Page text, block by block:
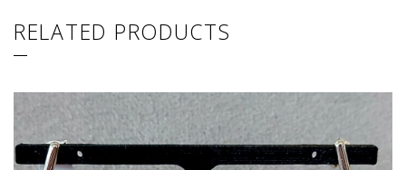
RELATED PRODUCTS